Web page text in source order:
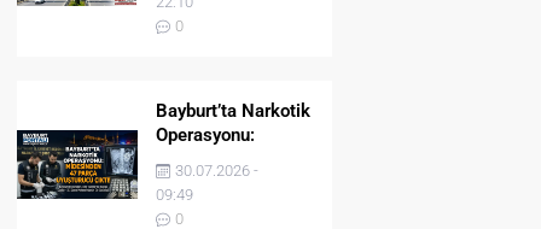
(EDS) Devreye Girdi
0
Bayburt’ta Narkotik
Operasyonu:
Midesinden 47
Parça Uyuşturucu
Çıktı!
30.07.2026 -
09:49
0